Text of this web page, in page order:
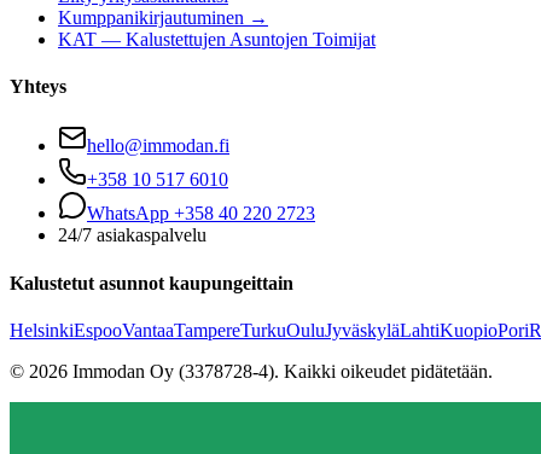
Kumppanikirjautuminen →
KAT — Kalustettujen Asuntojen Toimijat
Yhteys
hello@immodan.fi
+358 10 517 6010
WhatsApp +358 40 220 2723
24/7 asiakaspalvelu
Kalustetut asunnot kaupungeittain
HelsinkiEspooVantaaTampereTurkuOuluJyväskyläLahtiKuopioPori
© 2026 Immodan Oy (3378728-4). Kaikki oikeudet pidätetään.